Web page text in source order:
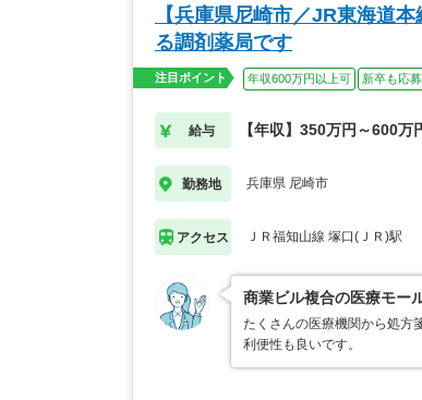
【兵庫県尼崎市／JR東海道
る調剤薬局です
注目ポイント 年収600万円以上可 新卒も応
給与 【年収】350万円～600
勤務地 兵庫県 尼崎市
アクセス ＪＲ福知山線 塚口(ＪＲ)駅
商業ビル複合の医療モー
たくさんの医療機関から処方
利便性も良いです。